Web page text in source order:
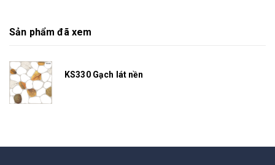
Sản phẩm đã xem
KS330 Gạch lát nền